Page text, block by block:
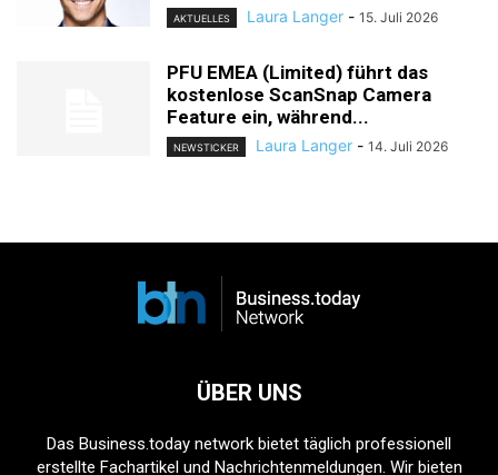
AKTUELLES Laura Langer - 15. Juli 2026
PFU EMEA (Limited) führt das
kostenlose ScanSnap Camera
Feature ein, während...
NEWSTICKER Laura Langer - 14. Juli 2026
ÜBER UNS
Das Business.today network bietet täglich professionell
erstellte Fachartikel und Nachrichtenmeldungen. Wir bieten